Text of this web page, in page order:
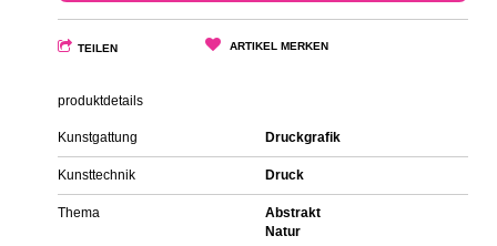
TEILEN ARTIKEL MERKEN
produktdetails
Kunstgattung Druckgrafik
Kunsttechnik Druck
Thema
Abstrakt
Natur